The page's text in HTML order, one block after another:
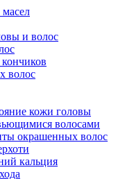
и волос
волос
кожи головы
волосами
окрашенных волос
кальция